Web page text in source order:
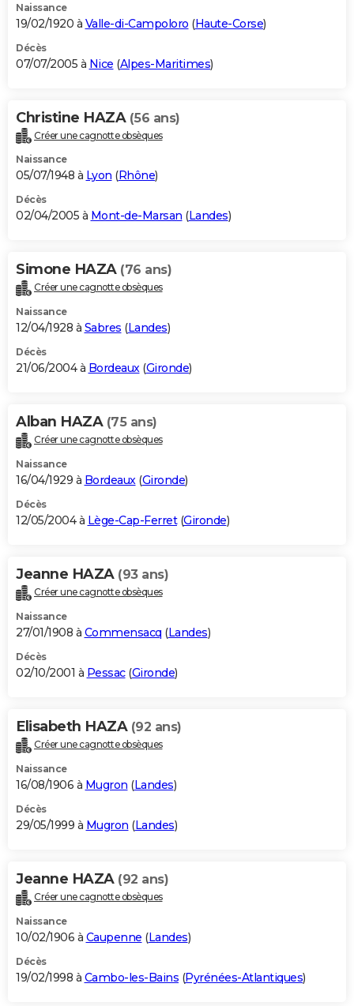
Naissance
19/02/1920 à Valle-di-Campoloro (Haute-Corse)
Décès
07/07/2005 à Nice (Alpes-Maritimes)
Christine HAZA (56 ans)
Créer une cagnotte obsèques
Naissance
05/07/1948 à Lyon (Rhône)
Décès
02/04/2005 à Mont-de-Marsan (Landes)
Simone HAZA (76 ans)
Créer une cagnotte obsèques
Naissance
12/04/1928 à Sabres (Landes)
Décès
21/06/2004 à Bordeaux(Gironde)
Alban HAZA (75 ans)
Créer une cagnotte obsèques
Naissance
16/04/1929 à Bordeaux(Gironde)
Décès
12/05/2004 à Lège-Cap-Ferret(Gironde)
Jeanne HAZA (93 ans)
Créer une cagnotte obsèques
Naissance
27/01/1908 à Commensacq (Landes)
Décès
02/10/2001 à Pessac(Gironde)
Elisabeth HAZA (92 ans)
Créer une cagnotte obsèques
Naissance
16/08/1906 à Mugron (Landes)
Décès
29/05/1999 à Mugron (Landes)
Jeanne HAZA (92 ans)
Créer une cagnotte obsèques
Naissance
10/02/1906 à Caupenne (Landes)
Décès
19/02/1998 à Cambo-les-Bains (Pyrénées-Atlantiques)